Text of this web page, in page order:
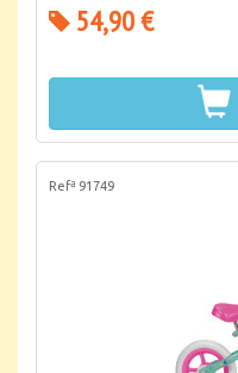
54,90 €
Refª 91749